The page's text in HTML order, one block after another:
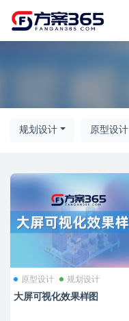
规划设计 原型设计
原型设计 规划设计
大屏可视化效果样图